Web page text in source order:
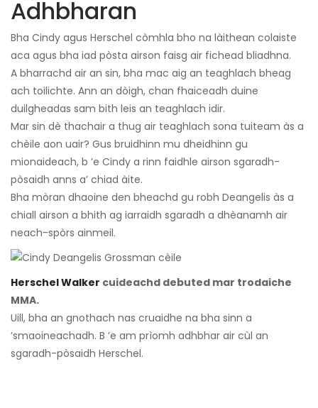
Adhbharan
Bha Cindy agus Herschel còmhla bho na làithean colaiste
aca agus bha iad pòsta airson faisg air fichead bliadhna.
A bharrachd air an sin, bha mac aig an teaghlach bheag
ach toilichte. Ann an dòigh, chan fhaiceadh duine
duilgheadas sam bith leis an teaghlach idir.
Mar sin dè thachair a thug air teaghlach sona tuiteam às a
chèile aon uair? Gus bruidhinn mu dheidhinn gu
mionaideach, b ’e Cindy a rinn faidhle airson sgaradh-
pòsaidh anns a’ chiad àite.
Bha mòran dhaoine den bheachd gu robh Deangelis às a
chiall airson a bhith ag iarraidh sgaradh a dhèanamh air
neach-spòrs ainmeil.
Herschel Walker cuideachd debuted mar trodaiche
MMA.
Uill, bha an gnothach nas cruaidhe na bha sinn a
’smaoineachadh. B ’e am prìomh adhbhar air cùl an
sgaradh-pòsaidh Herschel.